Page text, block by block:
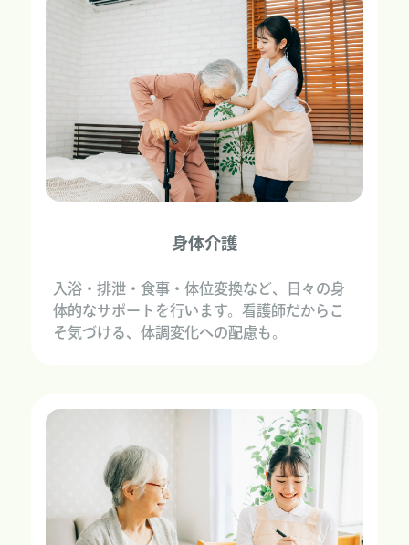
身体介護
入浴・排泄・食事・体位変換など、日々の身
体的なサポートを行います。看護師だからこ
そ気づける、体調変化への配慮も。